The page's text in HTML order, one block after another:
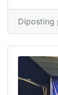
Diposting